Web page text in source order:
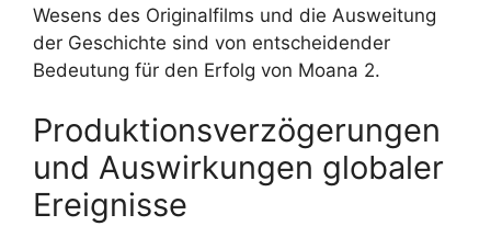
Wesens des Originalfilms und die Ausweitung
der Geschichte sind von entscheidender
Bedeutung für den Erfolg von Moana 2.
Produktionsverzögerungen
und Auswirkungen globaler
Ereignisse